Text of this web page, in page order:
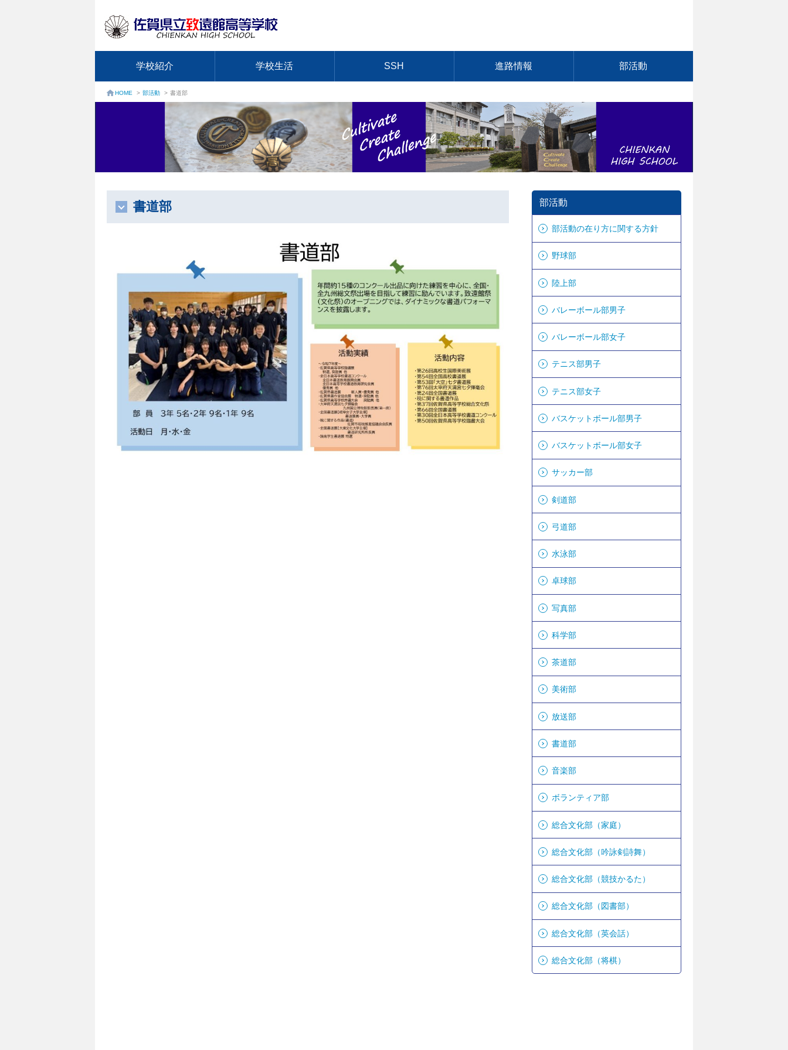
学校紹介 学校生活 SSH 進路情報 部活動
HOME > 部活動 > 書道部
書道部 部活動
部活動の在り方に関する方針
野球部
陸上部
バレーボール部男子
バレーボール部女子
テニス部男子
テニス部女子
バスケットボール部男子
バスケットボール部女子
サッカー部
剣道部
弓道部
水泳部
卓球部
写真部
科学部
茶道部
美術部
放送部
書道部
音楽部
ボランティア部
総合文化部（家庭）
総合文化部（吟詠剣詩舞）
総合文化部（競技かるた）
総合文化部（図書部）
総合文化部（英会話）
総合文化部（将棋）